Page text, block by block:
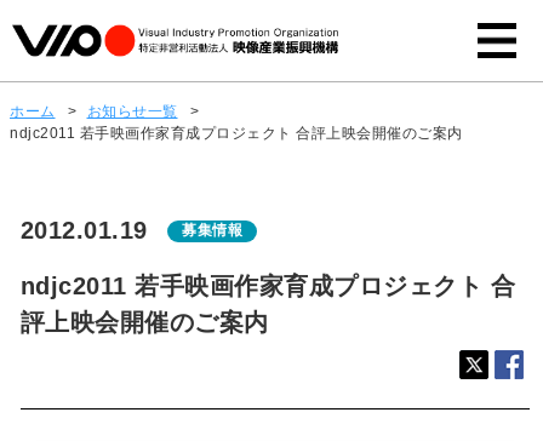
ホーム > お知らせ一覧
>
ndjc2011 若手映画作家育成プロジェクト 合評上映会開催のご案内
2012.01.19 募集情報
ndjc2011 若手映画作家育成プロジェクト 合
評上映会開催のご案内